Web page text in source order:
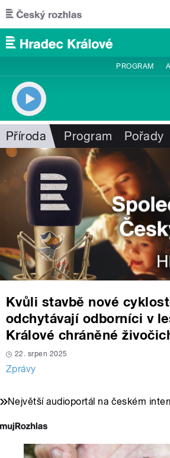
Přejít k hlavnímu obsahu
PROGRAM
Příroda Program Pořady
Kvůli stavbě nové
odchytávají odborníci v
Králové chráněné
22. srpen 2025
Zprávy
Největší audioportál na českém